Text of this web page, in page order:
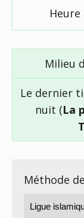
Heure
Milieu
Le dernier
nuit (La
Méthode